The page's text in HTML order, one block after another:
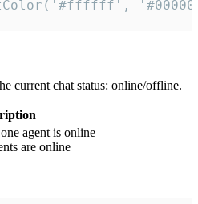
current chat status: online/offline.
agent is online
are online